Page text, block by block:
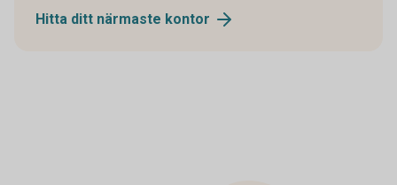
Hitta ditt närmaste kontor